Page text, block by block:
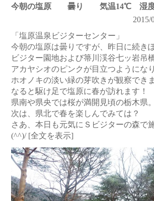
今朝の塩原 曇り 気温14℃ 湿度
2015/
「塩原温泉ビジターセンター」
今朝の塩原は曇りですが、昨日に続き
ビジター園地および箒川渓谷七ッ岩吊
アカヤシオのピンクが目立つようにな
ホオノキの淡い緑の芽吹きが観察でき
なると駆け足で塩原に春が訪れます！
県南や県央では桜が満開見頃の栃木県
次は、県北で春を楽しんでみては？
さあ、本日も元気にＳビジターの森で
(^^)/ [全文を表示]